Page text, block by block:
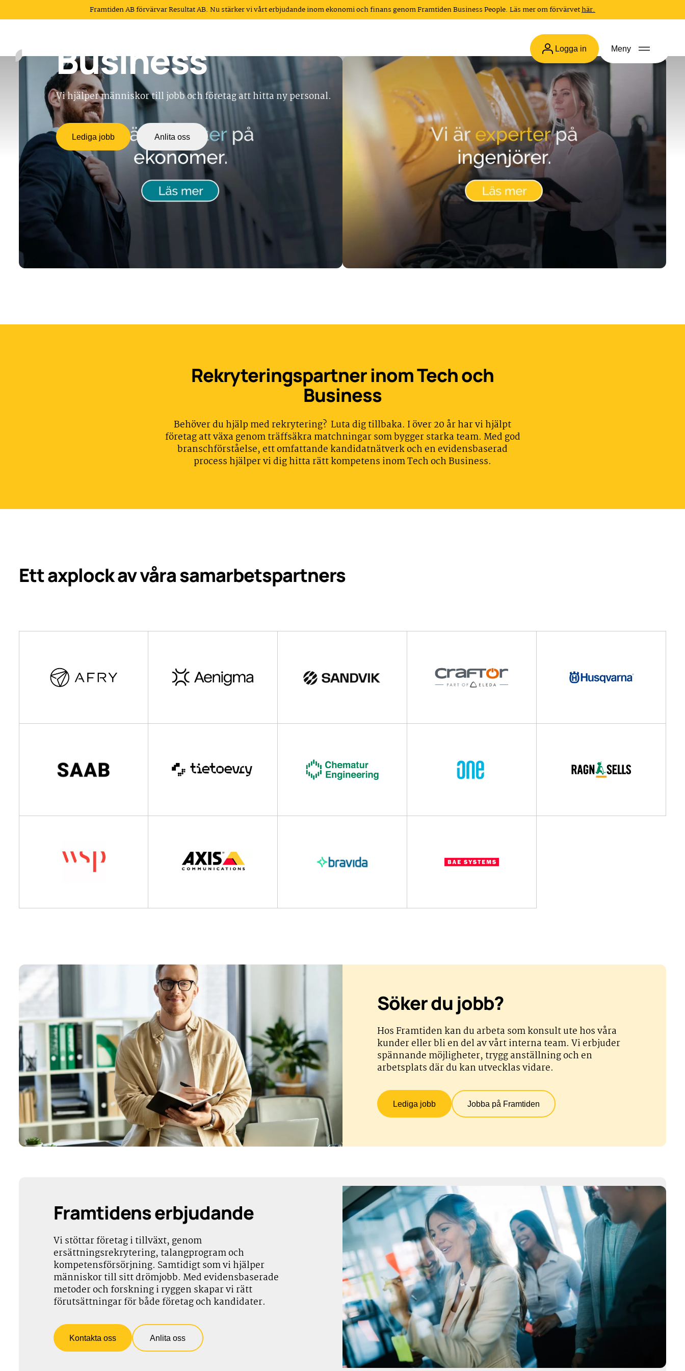
Framtiden AB förvärvar Resultat AB. Nu stärker vi vårt erbjudande inom ekonomi och finans genom Framtiden Business People. Läs mer om förvärvethär.
Logga in Meny
Tech och
Business
Vi hjälper människor till jobb och företag att hitta ny personal.
Lediga jobb Anlita oss
Rekryteringspartner inom Tech och
Business
Behöver du hjälp med rekrytering? Luta dig tillbaka. I över 20 år har vi hjälpt
företag att växa genom träffsäkra matchningar som bygger starka team. Med god
branschförståelse, ett omfattande kandidatnätverk och en evidensbaserad
process hjälper vi dig hitta rätt kompetens inom Tech och Business.
Ett axplock av våra samarbetspartners
Söker du jobb?
Hos Framtiden kan du arbeta som konsult ute hos våra
kunder eller bli en del av vårt interna team. Vi erbjuder
spännande möjligheter, trygg anställning och en
arbetsplats där du kan utvecklas vidare.
Lediga jobb Jobba på Framtiden
Framtidens erbjudande
Vi stöttar företag i tillväxt, genom
ersättningsrekrytering, talangprogram och
kompetensförsörjning. Samtidigt som vi hjälper
människor till sitt drömjobb. Med evidensbaserade
metoder och forskning i ryggen skapar vi rätt
förutsättningar för både företag och kandidater.
Kontakta oss Anlita oss